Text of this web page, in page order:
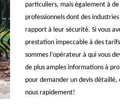
particuliers, mais également à
professionnels dont des
rapport à leur sécurité. Si vous
prestation impeccable à des
sommes l’opérateur à qui vous
de plus amples informations à
pour demander un devis détaillé,
nous rapidement!